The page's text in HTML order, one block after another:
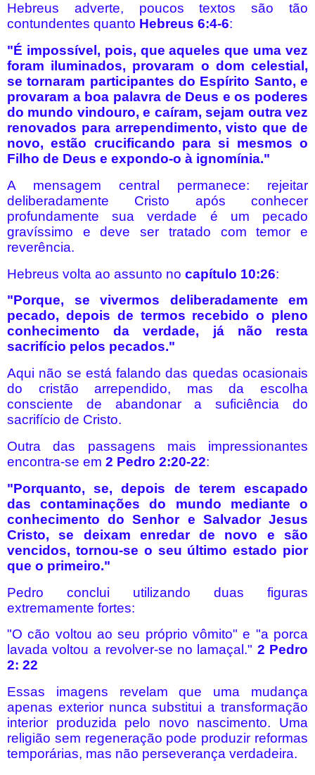
Hebreus adverte, poucos textos são tão
contundentes quanto Hebreus 6:4-6:
"É impossível, pois, que aqueles que uma vez
foram iluminados, provaram o dom celestial,
se tornaram participantes do Espírito Santo, e
provaram a boa palavra de Deus e os poderes
do mundo vindouro, e caíram, sejam outra vez
renovados para arrependimento, visto que de
novo, estão crucificando para si mesmos o
Filho de Deus e expondo-o à ignomínia."
A mensagem central permanece: rejeitar
deliberadamente Cristo após conhecer
profundamente sua verdade é um pecado
gravíssimo e deve ser tratado com temor e
reverência.
Hebreus volta ao assunto no capítulo 10:26:
"Porque, se vivermos deliberadamente em
pecado, depois de termos recebido o pleno
conhecimento da verdade, já não resta
sacrifício pelos pecados."
Aqui não se está falando das quedas ocasionais
do cristão arrependido, mas da escolha
consciente de abandonar a suficiência do
sacrifício de Cristo.
Outra das passagens mais impressionantes
encontra-se em 2 Pedro 2:20-22:
"Porquanto, se, depois de terem escapado
das contaminações do mundo mediante o
conhecimento do Senhor e Salvador Jesus
Cristo, se deixam enredar de novo e são
vencidos, tornou-se o seu último estado pior
que o primeiro."
Pedro conclui utilizando duas figuras
extremamente fortes:
"O cão voltou ao seu próprio vômito" e "a porca
lavada voltou a revolver-se no lamaçal." 2 Pedro
2: 22
Essas imagens revelam que uma mudança
apenas exterior nunca substitui a transformação
interior produzida pelo novo nascimento. Uma
religião sem regeneração pode produzir reformas
temporárias, mas não perseverança verdadeira.